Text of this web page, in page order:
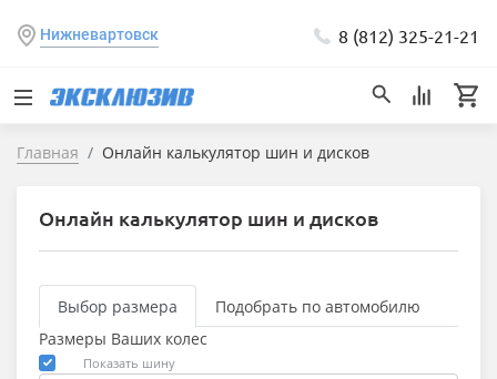
Нижневартовск 8 (812) 325-21-21
Главная Онлайн калькулятор шин и дисков
Онлайн калькулятор шин и дисков
Выбор размера
Подобрать по автомобилю
Размеры Ваших колес
Показать шину